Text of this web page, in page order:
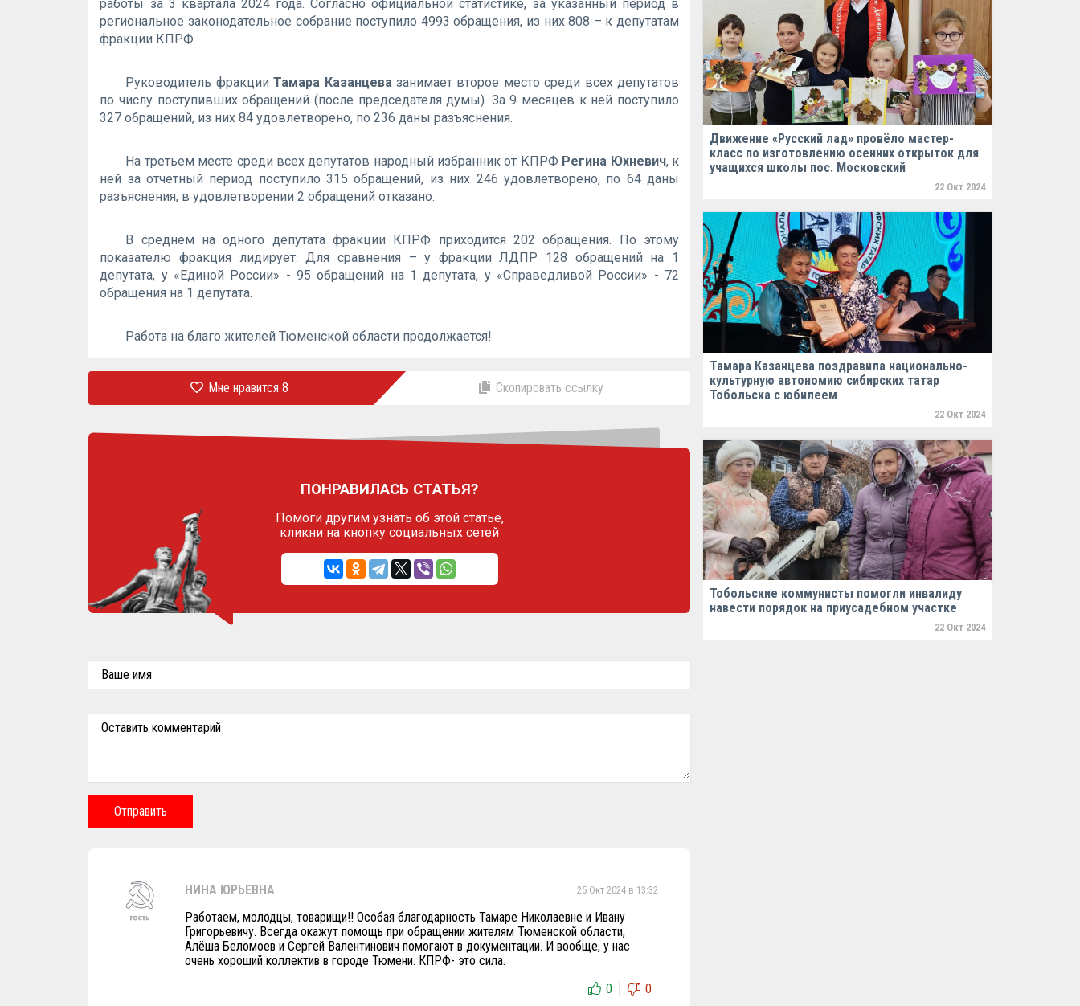
работы за 3 квартала 2024 года. Согласно официальной статистике, за указанный период в
региональное законодательное собрание поступило 4993 обращения, из них 808 – к депутатам
фракции КПРФ.
Руководитель фракцииТамара Казанцевазанимает второе место среди всех депутатов
по числу поступивших обращений (после председателя думы). За 9 месяцев к ней поступило
327 обращений, из них 84 удовлетворено, по 236 даны разъяснения.
На третьем месте среди всех депутатов народный избранник от КПРФ Регина Юхневич, к
ней за отчётный период поступило 315 обращений, из них 246 удовлетворено, по 64 даны
разъяснения, в удовлетворении 2 обращений отказано.
В среднем на одного депутата фракции КПРФ приходится 202 обращения. По этому
показателю фракция лидирует. Для сравнения – у фракции ЛДПР 128 обращений на 1
депутата, у «Единой России» - 95 обращений на 1 депутата, у «Справедливой России» - 72
обращения на 1 депутата.
Работа на благо жителей Тюменской области продолжается!
Мне нравится8 Скопировать ссылку
ПОНРАВИЛАСЬ СТАТЬЯ?
Помоги другим узнать об этой статье,
кликни на кнопку социальных сетей
Ваше имя
Оставить комментарий
Отправить
НИНА ЮРЬЕВНА 25 Окт 2024 в 13:32
Работаем, молодцы, товарищи!! Особая благодарность Тамаре Николаевне и Ивану
Григорьевичу. Всегда окажут помощь при обращении жителям Тюменской области,
Алёша Беломоев и Сергей Валентинович помогают в документации. И вообще, у нас
очень хороший коллектив в городе Тюмени. КПРФ- это сила.
0
0
Движение «Русский лад» провёло мастер-
класс по изготовлению осенних открыток для
учащихся школы пос. Московский
22 Окт 2024
Тамара Казанцева поздравила национально-
культурную автономию сибирских татар
Тобольска с юбилеем
22 Окт 2024
Тобольские коммунисты помогли инвалиду
навести порядок на приусадебном участке
22 Окт 2024